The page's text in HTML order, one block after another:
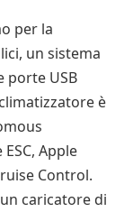
per la
un sistema
porte USB
è
Apple
Control.
caricatore di